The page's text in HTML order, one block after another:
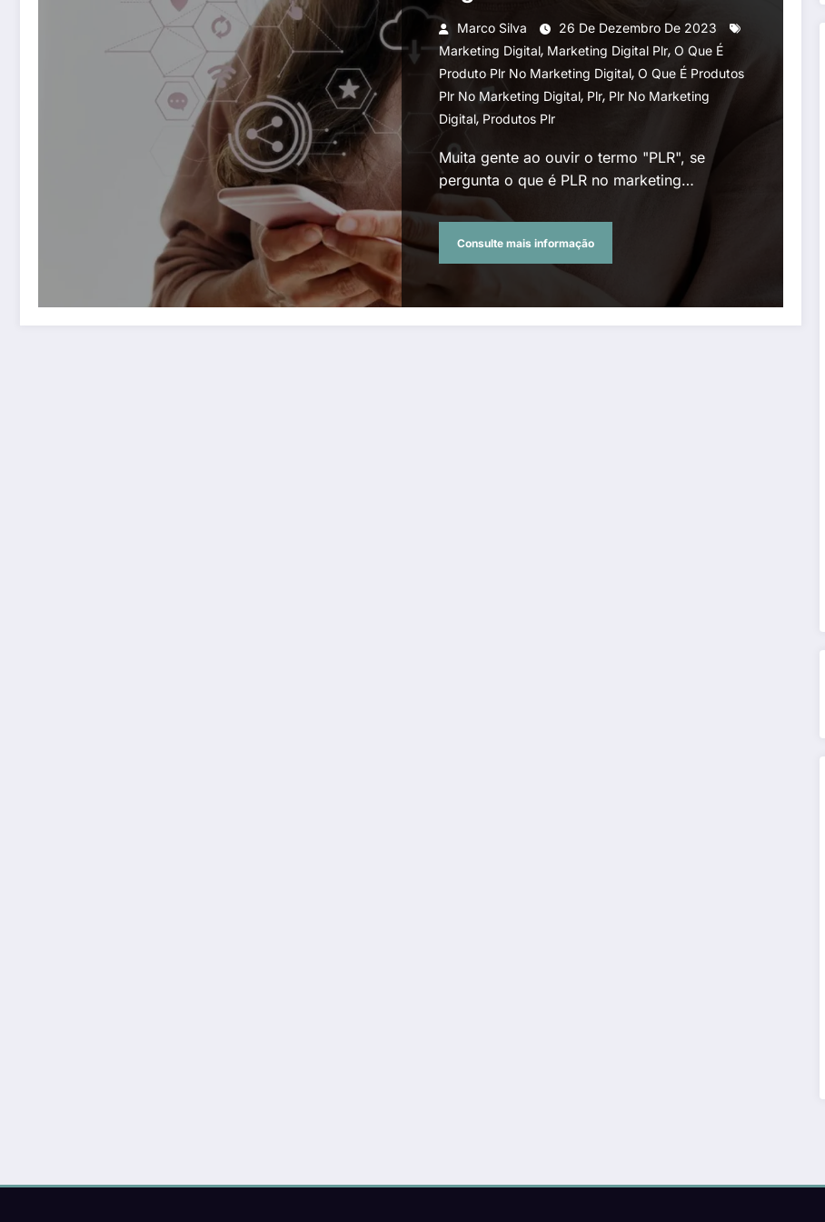
Marco Silva
26 De Dezembro De 2023
Marketing Digital, Marketing Digital Plr, O Que É
Produto Plr No Marketing Digital, O Que É Produtos
Plr No Marketing Digital, Plr, Plr No Marketing
Digital, Produtos Plr
Muita gente ao ouvir o termo "PLR", se
pergunta o que é PLR no marketing…
Consulte mais informação